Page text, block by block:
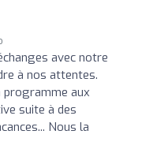
avec notre
à nos attentes.
programme aux
suite à des
Nous la